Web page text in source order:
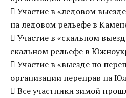
 Участие в «ледовом
на ледовом рельефе в
 Участие в «скальном
скальном рельефе в
 Участие в «выезде по
организации переправ на
 Все участники зимой